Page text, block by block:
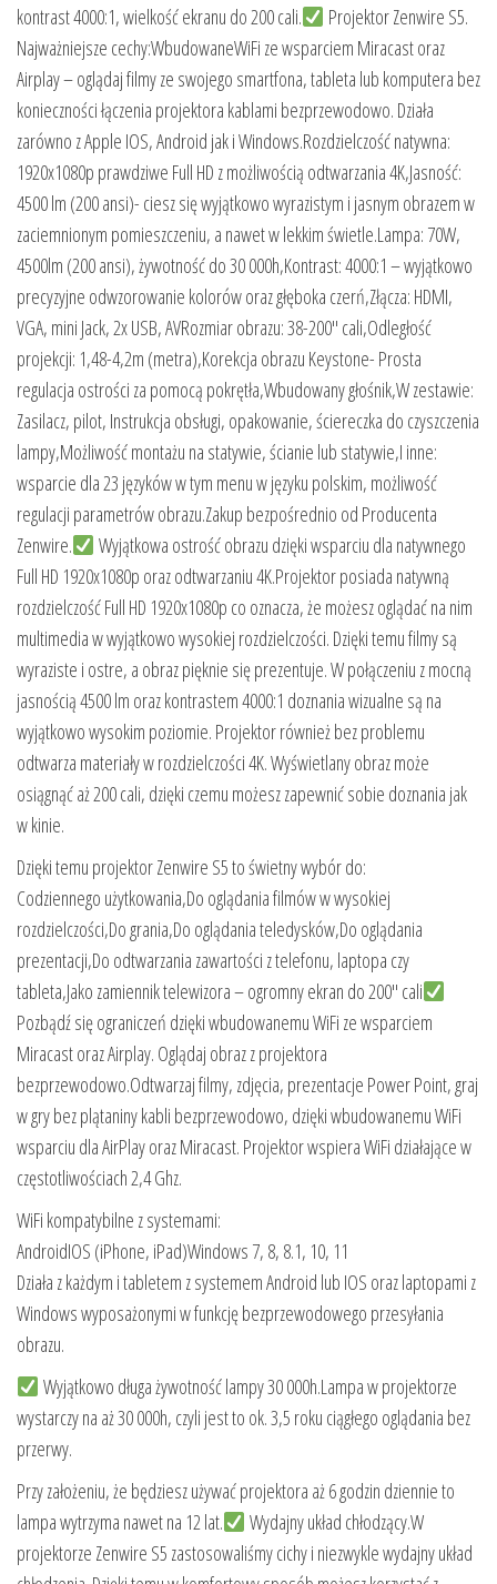
kontrast 4000:1, wielkość ekranu do 200 cali.
Projektor Zenwire S5.
Najważniejsze cechy:WbudowaneWiFi ze wsparciem Miracast oraz
Airplay – oglądaj filmy ze swojego smartfona, tableta lub komputera bez
konieczności łączenia projektora kablami bezprzewodowo. Działa
zarówno z Apple IOS, Android jak i Windows.Rozdzielczość natywna:
1920x1080p prawdziwe Full HD z możliwością odtwarzania 4K,Jasność:
4500 lm (200 ansi)- ciesz się wyjątkowo wyrazistym i jasnym obrazem w
zaciemnionym pomieszczeniu, a nawet w lekkim świetle.Lampa: 70W,
4500lm (200 ansi), żywotność do 30 000h,Kontrast: 4000:1 – wyjątkowo
precyzyjne odwzorowanie kolorów oraz głęboka czerń,Złącza: HDMI,
VGA, mini Jack, 2x USB, AVRozmiar obrazu: 38-200″ cali,Odległość
projekcji: 1,48-4,2m (metra),Korekcja obrazu Keystone- Prosta
regulacja ostrości za pomocą pokrętła,Wbudowany głośnik,W zestawie:
Zasilacz, pilot, Instrukcja obsługi, opakowanie, ściereczka do czyszczenia
lampy,Możliwość montażu na statywie, ścianie lub statywie,I inne:
wsparcie dla 23 języków w tym menu w języku polskim, możliwość
regulacji parametrów obrazu.Zakup bezpośrednio od Producenta
Zenwire.
Wyjątkowa ostrość obrazu dzięki wsparciu dla natywnego
Full HD 1920x1080p oraz odtwarzaniu 4K.Projektor posiada natywną
rozdzielczość Full HD 1920x1080p co oznacza, że możesz oglądać na nim
multimedia w wyjątkowo wysokiej rozdzielczości. Dzięki temu filmy są
wyraziste i ostre, a obraz pięknie się prezentuje. W połączeniu z mocną
jasnością 4500 lm oraz kontrastem 4000:1 doznania wizualne są na
wyjątkowo wysokim poziomie. Projektor również bez problemu
odtwarza materiały w rozdzielczości 4K. Wyświetlany obraz może
osiągnąć aż 200 cali, dzięki czemu możesz zapewnić sobie doznania jak
w kinie.
Dzięki temu projektor Zenwire S5 to świetny wybór do:
Codziennego użytkowania,Do oglądania filmów w wysokiej
rozdzielczości,Do grania,Do oglądania teledysków,Do oglądania
prezentacji,Do odtwarzania zawartości z telefonu, laptopa czy
tableta,Jako zamiennik telewizora – ogromny ekran do 200″ cali
Pozbądź się ograniczeń dzięki wbudowanemu WiFi ze wsparciem
Miracast oraz Airplay. Oglądaj obraz z projektora
bezprzewodowo.Odtwarzaj filmy, zdjęcia, prezentacje Power Point, graj
w gry bez plątaniny kabli bezprzewodowo, dzięki wbudowanemu WiFi
wsparciu dla AirPlay oraz Miracast. Projektor wspiera WiFi działające w
częstotliwościach 2,4 Ghz.
WiFi kompatybilne z systemami:
AndroidIOS (iPhone, iPad)Windows 7, 8, 8.1, 10, 11
Działa z każdym i tabletem z systemem Android lub IOS oraz laptopami z
Windows wyposażonymi w funkcję bezprzewodowego przesyłania
obrazu.
Wyjątkowo długa żywotność lampy 30 000h.Lampa w projektorze
wystarczy na aż 30 000h, czyli jest to ok. 3,5 roku ciągłego oglądania bez
przerwy.
Przy założeniu, że będziesz używać projektora aż 6 godzin dziennie to
lampa wytrzyma nawet na 12 lat.
Wydajny układ chłodzący.W
projektorze Zenwire S5 zastosowaliśmy cichy i niezwykle wydajny układ